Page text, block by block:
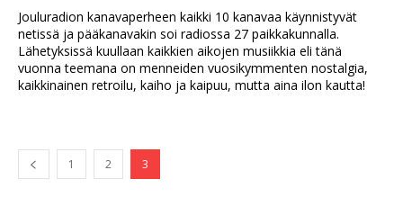
Jouluradion kanavaperheen kaikki 10 kanavaa käynnistyvät
netissä ja pääkanavakin soi radiossa 27 paikkakunnalla.
Lähetyksissä kuullaan kaikkien aikojen musiikkia eli tänä
vuonna teemana on menneiden vuosikymmenten nostalgia,
kaikkinainen retroilu, kaiho ja kaipuu, mutta aina ilon kautta!
1 2 3